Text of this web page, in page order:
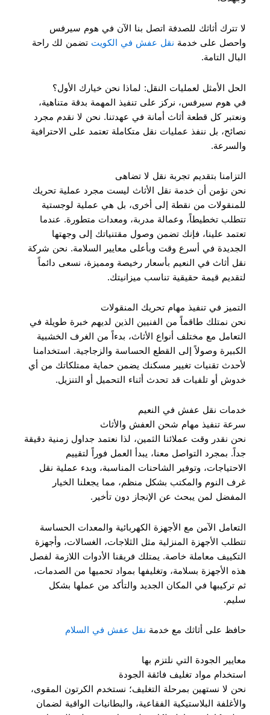
لا تترك أثاثك للصدفة اتصل بنا الآن في هوم سيرفس
واحصل على خدمة نقل عفش في الكويت تضمن لك راحة
البال التامة.
الحل الأمثل لعمليات النقل: لماذا نحن خيارك الأول؟
في هوم سيرفس، نركز على تنفيذ المهمة بدقة متناهية،
ونعتبر كل قطعة أثاث أمانة في عهدتنا. نحن لا نقدم مجرد
نصائح، بل ننفذ عمليات نقل متكاملة تعتمد على الاحترافية
والسرعة.
التزامنا بتقديم تجربة نقل لا تضاهى
نحن نؤمن أن خدمة نقل الأثاث ليست مجرد عملية تحريك
للمنقولات من نقطة إلى أخرى، بل هي عملية لوجستية
تتطلب تخطيطاً، وعمالة مدربة، ومعدات متطورة. عندما
تعتمد علينا، فإنك تضمن وصول مقتنياتك إلى وجهتها
الجديدة في أسرع وقت وبأعلى معايير السلامة. نحن شركة
نقل أثاث في النعيم بأسعار رخيصة ومميزة، نسعى دائماً
لتقديم قيمة حقيقية تناسب ميزانيتك.
التميز في تنفيذ مهام تحريك المنقولات
نحن نمتلك طاقماً من الفنيين الذين لديهم خبرة طويلة في
التعامل مع مختلف أنواع الأثاث، بدءاً من الغرف الخشبية
الكبيرة وصولاً إلى القطع الحساسة والزجاجية. استخدامنا
لأحدث تقنيات تغيير مسكنك يضمن حماية ممتلكاتك من أي
خدوش أو تلفيات قد تحدث أثناء التحميل أو التنزيل.
خدمات نقل عفش في النعيم
سرعة تنفيذ مهام شحن العفش والأثاث
نحن نقدر وقت عملائنا الثمين، لذا نعتمد جداول زمنية دقيقة
جداً. بمجرد التواصل معنا، يبدأ العمل فوراً لتقييم
الاحتياجات، وتوفير الشاحنات المناسبة، وبدء عملية نقل
غرف النوم والمكتب بشكل منظم، مما يجعلنا الخيار
المفضل لمن يبحث عن الإنجاز دون تأخير.
التعامل الآمن مع الأجهزة الكهربائية والمعدات الحساسة
تتطلب الأجهزة المنزلية مثل الثلاجات، الغسالات، وأجهزة
التكييف معاملة خاصة. يمتلك فريقنا الأدوات اللازمة لفصل
هذه الأجهزة بسلامة، وتغليفها بمواد تحميها من الصدمات،
ثم تركيبها في المكان الجديد والتأكد من عملها بشكل
سليم.
حافظ على أثاثك مع خدمة نقل عفش في السلام
معايير الجودة التي نلتزم بها
استخدام مواد تغليف فائقة الجودة
نحن لا نستهين بمرحلة التغليف؛ نستخدم الكرتون المقوى،
والأغلفة البلاستيكية الفقاعية، والبطانيات الواقية لضمان